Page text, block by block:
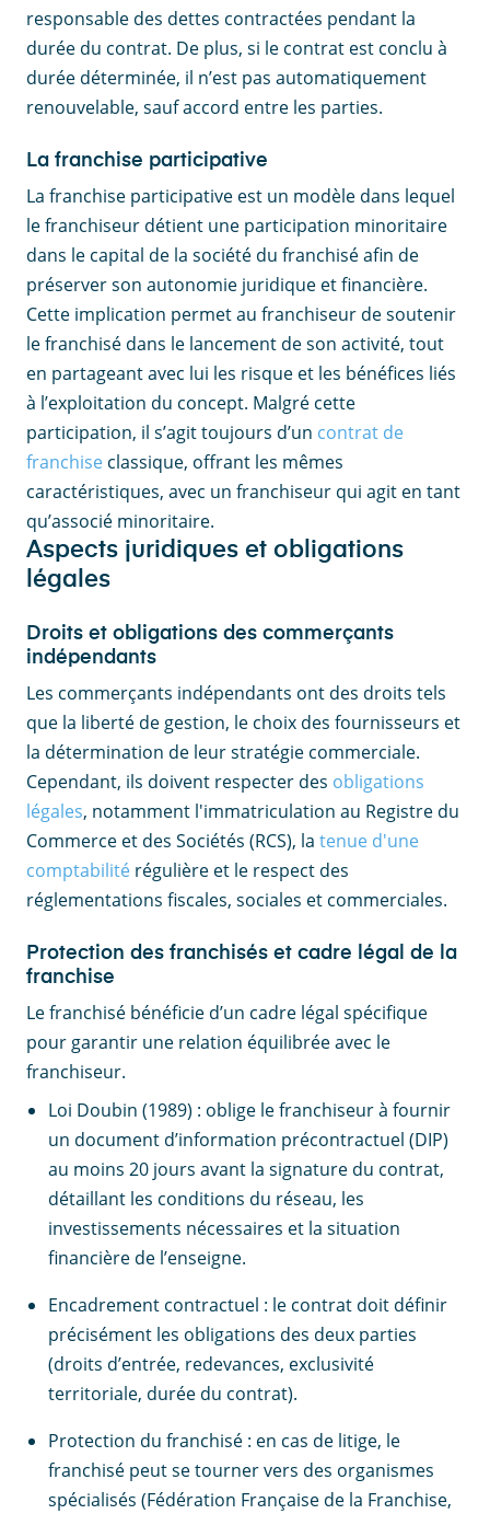
responsable des dettes contractées pendant la
durée du contrat. De plus, si le contrat est conclu à
durée déterminée, il n’est pas automatiquement
renouvelable, sauf accord entre les parties.
La franchise participative
La franchise participative est un modèle dans lequel
le franchiseur détient une participation minoritaire
dans le capital de la société du franchisé afin de
préserver son autonomie juridique et financière.
Cette implication permet au franchiseur de soutenir
le franchisé dans le lancement de son activité, tout
en partageant avec lui les risque et les bénéfices liés
à l’exploitation du concept. Malgré cette
participation, il s’agit toujours d’un contrat de
franchise classique, offrant les mêmes
caractéristiques, avec un franchiseur qui agit en tant
qu’associé minoritaire.
Aspects juridiques et obligations
légales
Droits et obligations des commerçants
indépendants
Les commerçants indépendants ont des droits tels
que la liberté de gestion, le choix des fournisseurs et
la détermination de leur stratégie commerciale.
Cependant, ils doivent respecter des obligations
légales, notamment l'immatriculation au Registre du
Commerce et des Sociétés (RCS), la tenue d'une
comptabilité régulière et le respect des
réglementations fiscales, sociales et commerciales.
Protection des franchisés et cadre légal de la
franchise
Le franchisé bénéficie d’un cadre légal spécifique
pour garantir une relation équilibrée avec le
franchiseur.
Loi Doubin (1989) : oblige le franchiseur à fournir
un document d’information précontractuel (DIP)
au moins 20 jours avant la signature du contrat,
détaillant les conditions du réseau, les
investissements nécessaires et la situation
financière de l’enseigne.
Encadrement contractuel : le contrat doit définir
précisément les obligations des deux parties
(droits d’entrée, redevances, exclusivité
territoriale, durée du contrat).
Protection du franchisé : en cas de litige, le
franchisé peut se tourner vers des organismes
spécialisés (Fédération Française de la Franchise,